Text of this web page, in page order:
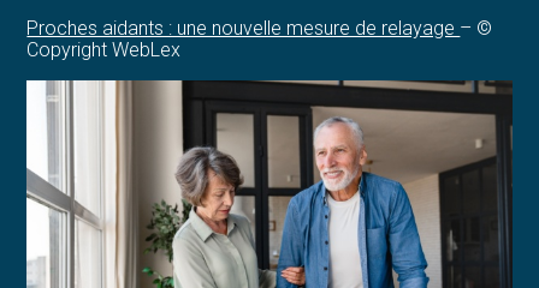
Proches aidants : une nouvelle mesure de relayage – ©
Copyright WebLex